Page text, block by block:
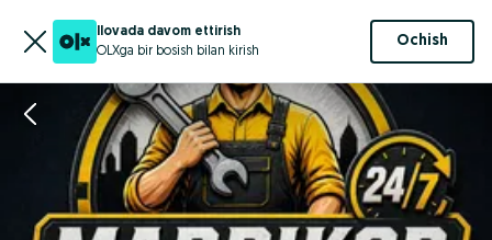
Ilovada davom ettirish
OLXga bir bosish bilan kirish
Ochish